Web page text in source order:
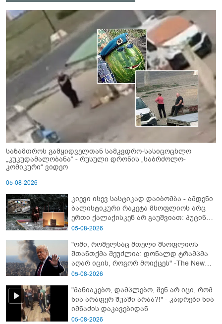
საზამთროს გამყიდველთან სამკვდრო-სასიცოცხლო
„კუკუდამალობანა“ - რუსული დრონის „საბრძოლო-
კომიკური“ ვიდეო
05-08-2026
კიევი ისევ სასტიკად დაიბომბა - ამდენი
ბალისტიკური რაკეტა მსოფლიოს არც
ერთი ქალაქისკენ არ გაუშვიათ: პუტინის
ახალი ანტირეკორდი
05-08-2026
"ომი, რომელსაც მთელი მსოფლიოს
შთანთქმა შეუძლია: დონალდ ტრამპმა
აღარ იცის, როგორ მოიქცეს" -The New
York Times
05-08-2026
"მანიაკებო, დამპლებო, შენ არ იცი, რომ
ნია არაფერ შუაში არაა?!" - კადრები ნია
იმნაძის დაკავებიდან
05-08-2026